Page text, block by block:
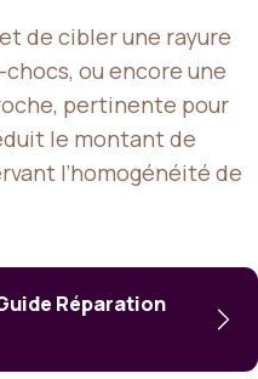
de cibler une rayure
ou encore une
pertinente pour
le montant de
l’homogénéité de
Réparation